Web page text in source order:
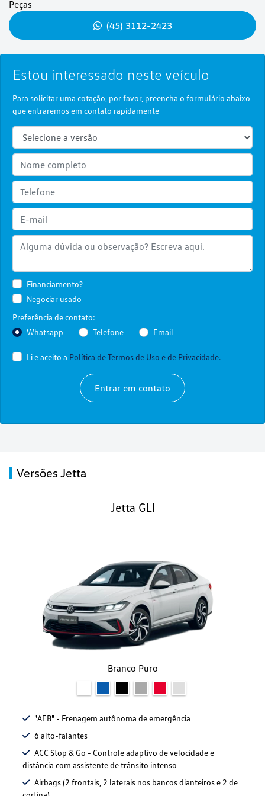
Estou interessado neste veículo
Para solicitar uma cotação, por favor, preencha o formulário abaixo
que entraremos em contato rapidamente
Financiamento?
Negociar usado
Preferência de contato:
Whatsapp
Telefone Email
Li e aceito a Política de Termos de Uso e de Privacidade.
Entrar em contato
Peças
(45) 3112-2423
Versões Jetta
Jetta GLI
Branco Puro
"AEB" - Frenagem autônoma de emergência
6 alto-falantes
ACC Stop & Go - Controle adaptivo de velocidade e
distância com assistente de trânsito intenso
Airbags (2 frontais, 2 laterais nos bancos dianteiros e 2 de